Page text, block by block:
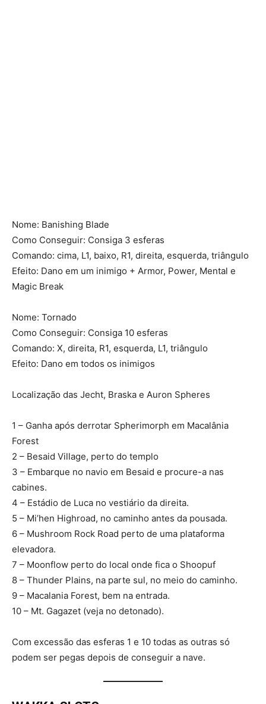
Nome: Banishing Blade
Como Conseguir: Consiga 3 esferas
Comando: cima, L1, baixo, R1, direita, esquerda, triângulo
Efeito: Dano em um inimigo + Armor, Power, Mental e
Magic Break
Nome: Tornado
Como Conseguir: Consiga 10 esferas
Comando: X, direita, R1, esquerda, L1, triângulo
Efeito: Dano em todos os inimigos
Localização das Jecht, Braska e Auron Spheres
1 – Ganha após derrotar Spherimorph em Macalânia
Forest
2 – Besaid Village, perto do templo
3 – Embarque no navio em Besaid e procure-a nas
cabines.
4 – Estádio de Luca no vestiário da direita.
5 – Mi’hen Highroad, no caminho antes da pousada.
6 – Mushroom Rock Road perto de uma plataforma
elevadora.
7 – Moonflow perto do local onde fica o Shoopuf
8 – Thunder Plains, na parte sul, no meio do caminho.
9 – Macalania Forest, bem na entrada.
10 – Mt. Gagazet (veja no detonado).
Com excessão das esferas 1 e 10 todas as outras só
podem ser pegas depois de conseguir a nave.